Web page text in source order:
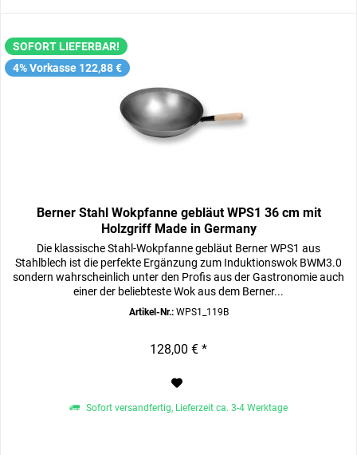
SOFORT LIEFERBAR!
4% Vorkasse 122,88 €
Berner Stahl Wokpfanne gebläut WPS1 36 cm mit
Holzgriff Made in Germany
Die klassische Stahl-Wokpfanne gebläut Berner WPS1 aus
Stahlblech ist die perfekte Ergänzung zum Induktionswok BWM3.0
sondern wahrscheinlich unter den Profis aus der Gastronomie auch
einer der beliebteste Wok aus dem Berner...
Artikel-Nr.:WPS1_119B
128,00 € *
Sofort versandfertig, Lieferzeit ca. 3-4 Werktage